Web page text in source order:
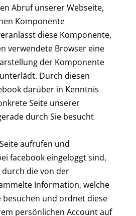
Abruf unserer Webseite,
Komponente
diese Komponente,
verwendete Browser eine
der Komponente
Durch diesen
darüber in Kenntnis
Seite unserer
durch Sie besucht
aufrufen und
facebook eingeloggt sind,
die von der
Information, welche
besuchen und ordnet diese
persönlichen Account auf